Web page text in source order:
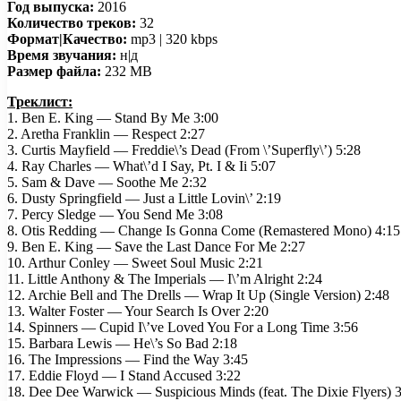
Год выпуска: 2016
Количество треков: 32
Формат|Качество: mp3 | 320 kbps
Время звучания: н|д
Размер файла: 232 MB
Треклист:
1. Ben E. King — Stand By Me 3:00
2. Aretha Franklin — Respect 2:27
3. Curtis Mayfield — Freddie\’s Dead (From \’Superfly\’) 5:28
4. Ray Charles — What\’d I Say, Pt. I & Ii 5:07
5. Sam & Dave — Soothe Me 2:32
6. Dusty Springfield — Just a Little Lovin\’ 2:19
7. Percy Sledge — You Send Me 3:08
8. Otis Redding — Change Is Gonna Come (Remastered Mono) 4:15
9. Ben E. King — Save the Last Dance For Me 2:27
10. Arthur Conley — Sweet Soul Music 2:21
11. Little Anthony & The Imperials — I\’m Alright 2:24
12. Archie Bell and The Drells — Wrap It Up (Single Version) 2:48
13. Walter Foster — Your Search Is Over 2:20
14. Spinners — Cupid I\’ve Loved You For a Long Time 3:56
15. Barbara Lewis — He\’s So Bad 2:18
16. The Impressions — Find the Way 3:45
17. Eddie Floyd — I Stand Accused 3:22
18. Dee Dee Warwick — Suspicious Minds (feat. The Dixie Flyers)